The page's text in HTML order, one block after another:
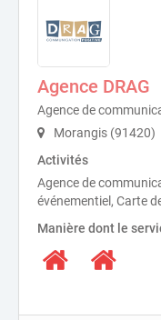
Agence DRAG
Agence de
Morangis (91420)
Activités
Agence de
événementiel, Carte
Manière dont le